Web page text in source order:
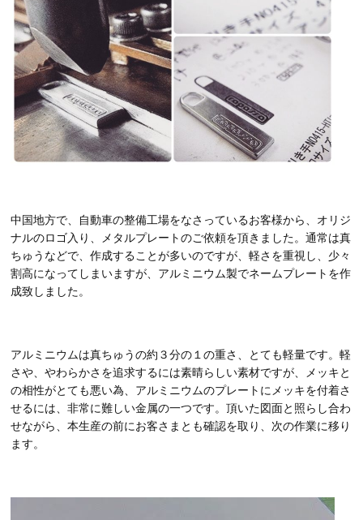
中国地方で、自動車の整備工場をなさっているお客様から、オリジ
ナルのロゴ入り、メタルプレートのご依頼を頂きました。通常は真
ちゅうなどで、作成することが多いのですが、軽さを重視し、少々
割高になってしまいますが、アルミニウム製でネームプレートを作
成致しました。
アルミニウムは真ちゅうの約３分の１の重さ、とても軽量です。軽
さや、やわらかさを追求するには素晴らしい素材ですが、メッキと
の相性がとても悪い為、アルミニウムのプレートにメッキを付着さ
せるには、非常に難しい金属の一つです。頂いた図面と照らし合わ
せながら、本生産の前にお客さまとも確認を取り、次の作業に移り
ます。